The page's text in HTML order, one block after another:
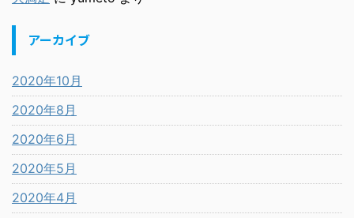
アーカイブ
2020年10月
2020年8月
2020年6月
2020年5月
2020年4月